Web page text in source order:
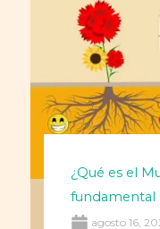
¿Qué es el
fundamental
agosto 16,